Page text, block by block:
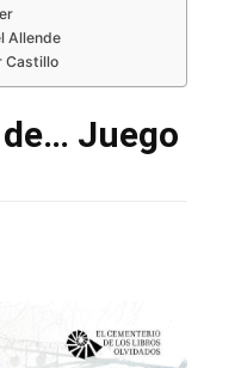
Allende
Castillo
Juego